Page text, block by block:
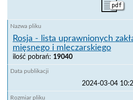
pdf
Rosja - lista uprawnionych
mięsnego i mleczarskiego
ilość pobrań: 19040
2024-03-04